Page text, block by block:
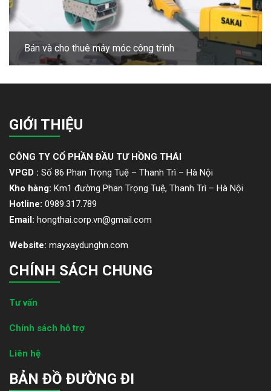
Bán và cho thuê máy móc công trình
GIỚI THIỆU
CÔNG TY CỔ PHẦN ĐẦU TƯ HỒNG THÁI
VPGD : Số 86 Phan Trọng Tuệ – Thanh Trì – Hà Nội
Kho hàng: Km1 đường Phan Trọng Tuệ, Thanh Trì – Hà Nội
Hotline: 0989.317.789
Email: hongthai.corp.vn@gmail.com
Website: mayxaydunghn.com
CHÍNH SÁCH CHUNG
Tư vấn
Chính sách hỗ trợ
Liên hệ
BẢN ĐỒ ĐƯỜNG ĐI